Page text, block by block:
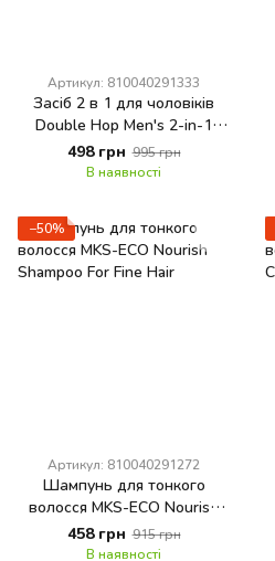
Артикул: 810040291333
Засіб 2 в 1 для чоловіків
Double Hop Men's 2-in-1
MKS-ECO Shampoo & Body
Wash Sandalwood Scent
498 грн 995 грн
В наявності
−50%
Артикул: 810040291272
Шампунь для тонкого
волосся MKS-ECO Nourish
Shampoo For Fine Hair
458 грн 915 грн
В наявності